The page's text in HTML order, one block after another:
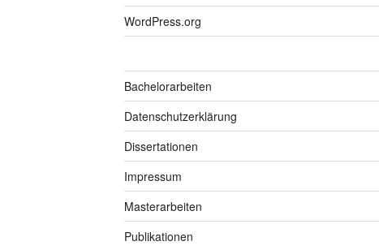
WordPress.org
Bachelorarbeiten
Datenschutzerklärung
Dissertationen
Impressum
Masterarbeiten
Publikationen